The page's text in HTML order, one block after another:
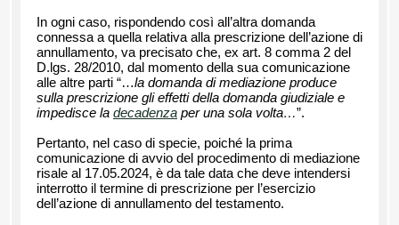
In ogni caso, rispondendo così all’altra domanda
connessa a quella relativa alla prescrizione dell’azione di
annullamento, va precisato che, ex art. 8 comma 2 del
D.lgs. 28/2010, dal momento della sua comunicazione
alle altre parti “…la domanda di mediazione produce
sulla prescrizione gli effetti della domanda giudiziale e
impedisce la decadenza per una sola volta…”.
Pertanto, nel caso di specie, poiché la prima
comunicazione di avvio del procedimento di mediazione
risale al 17.05.2024, è da tale data che deve intendersi
interrotto il termine di prescrizione per l’esercizio
dell’azione di annullamento del testamento.